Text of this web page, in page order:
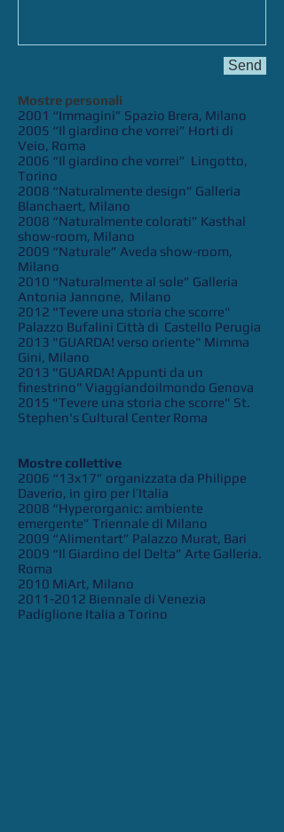
Send
Mostre personali
2001 “Immagini” Spazio Brera, Milano
2005 “Il giardino che vorrei” Horti di
Veio, Roma
2006 “Il giardino che vorrei” Lingotto,
Torino
2008 “Naturalmente design” Galleria
Blanchaert, Milano
2008 “Naturalmente colorati” Kasthal
show-room, Milano
2009 “Naturale” Aveda show-room,
Milano
2010 “Naturalmente al sole” Galleria
Antonia Jannone, Milano
2012 "Tevere una storia che scorre"
Palazzo Bufalini Città di Castello Perugia
2013 "GUARDA! verso oriente" Mimma
Gini, Milano
2013 "GUARDA! Appunti da un
finestrino" Viaggiandoilmondo Genova
2015 "Tevere una storia che scorre" St.
Stephen's Cultural Center Roma
Mostre collettive
2006 “13x17” organizzata da Philippe
Daverio, in giro per l’Italia
2008 “Hyperorganic: ambiente
emergente” Triennale di Milano
2009 “Alimentart” Palazzo Murat, Bari
2009 “Il Giardino del Delta” Arte Galleria.
Roma
2010 MiArt, Milano
2011-2012 Biennale di Venezia
Padiglione Italia a Torino